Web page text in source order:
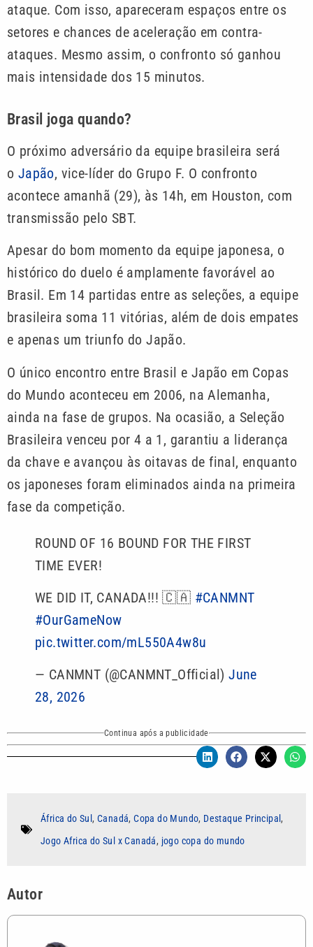
ataque. Com isso, apareceram espaços entre os
setores e chances de aceleração em contra-
ataques. Mesmo assim, o confronto só ganhou
mais intensidade dos 15 minutos.
Brasil joga quando?
O próximo adversário da equipe brasileira será
o Japão, vice-líder do Grupo F. O confronto
acontece amanhã (29), às 14h, em Houston, com
transmissão pelo SBT.
Apesar do bom momento da equipe japonesa, o
histórico do duelo é amplamente favorável ao
Brasil. Em 14 partidas entre as seleções, a equipe
brasileira soma 11 vitórias, além de dois empates
e apenas um triunfo do Japão.
O único encontro entre Brasil e Japão em Copas
do Mundo aconteceu em 2006, na Alemanha,
ainda na fase de grupos. Na ocasião, a Seleção
Brasileira venceu por 4 a 1, garantiu a liderança
da chave e avançou às oitavas de final, enquanto
os japoneses foram eliminados ainda na primeira
fase da competição.
ROUND OF 16 BOUND FOR THE FIRST
TIME EVER!
WE DID IT, CANADA!!! 🇨🇦 #CANMNT
#OurGameNow
pic.twitter.com/mL550A4w8u
— CANMNT (@CANMNT_Official)June
28, 2026
Continua após a publicidade
África do Sul,Canadá,Copa do Mundo, Destaque Principal,
Jogo Africa do Sul x Canadá, jogo copa do mundo
Autor